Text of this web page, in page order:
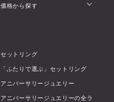
価格から探す
セットリング
「ふたりで選ぶ」セットリング
アニバーサリージュエリー
アニバーサリージュエリーの全ラ